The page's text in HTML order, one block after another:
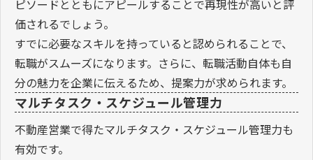
ピソードとともにアピールすることで再現性が高いと評
価されるでしょう。
すでに必要なスキルを持っていると認められることで、
転職がスムーズになります。さらに、転職活動自体も自
分の魅力を企業に伝えるため、提案力が求められます。
マルチタスク・スケジュール管理力
不動産営業で得たマルチタスク・スケジュール管理力も
有効です。